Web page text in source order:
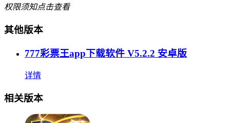
权限须知点击查看
其他版本
777彩票王app下载软件 V5.2.2 安卓版
详情
相关版本